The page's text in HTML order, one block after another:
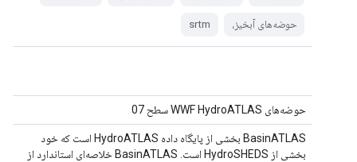
حوضه‌های آبخیز، srtm
حوضه‌های WWF HydroATLAS سطح 07
BasinATLAS بخشی از پایگاه داده HydroATLAS است که خود
بخشی از HydroSHEDS است. BasinATLAS خلاصه‌ای استاندارد از